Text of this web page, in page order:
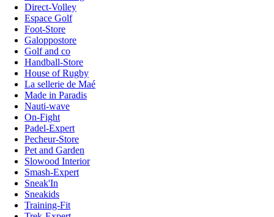
Direct-Volley
Espace Golf
Foot-Store
Galoppostore
Golf and co
Handball-Store
House of Rugby
La sellerie de Maé
Made in Paradis
Nauti-wave
On-Fight
Padel-Expert
Pecheur-Store
Pet and Garden
Slowood Interior
Smash-Expert
Sneak'In
Sneakids
Training-Fit